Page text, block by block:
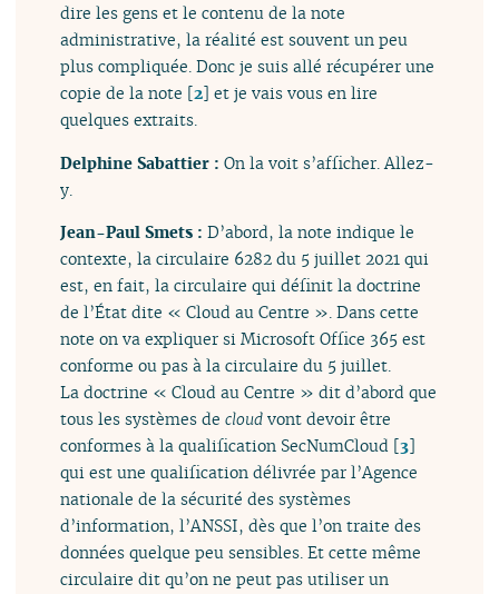
dire les gens et le contenu de la note
administrative, la réalité est souvent un peu
plus compliquée. Donc je suis allé récupérer une
copie de la note [2] et je vais vous en lire
quelques extraits.
Delphine Sabattier :On la voit s’afficher. Allez-
y.
Jean-Paul Smets :D’abord, la note indique le
contexte, la circulaire 6282 du 5 juillet 2021 qui
est, en fait, la circulaire qui définit la doctrine
de l’État dite « Cloud au Centre ». Dans cette
note on va expliquer si Microsoft Office 365 est
conforme ou pas à la circulaire du 5 juillet.
La doctrine « Cloud au Centre » dit d’abord que
tous les systèmes decloud vont devoir être
conformes à la qualification SecNumCloud [3]
qui est une qualification délivrée par l’Agence
nationale de la sécurité des systèmes
d’information, l’ANSSI, dès que l’on traite des
données quelque peu sensibles. Et cette même
circulaire dit qu’on ne peut pas utiliser un